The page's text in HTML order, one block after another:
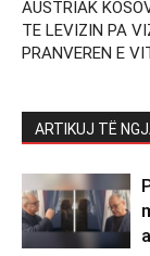
AUSTRIAK
TE LEVIZIN PA
PRANVEREN E
ARTIKUJ TË